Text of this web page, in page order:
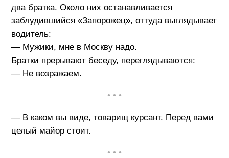
два братка. Около них останавливается
заблудившийся «Запорожец», оттуда выглядывает
водитель:
— Мужики, мне в Москву надо.
Братки прерывают беседу, переглядываются:
— Не возражаем.
• • •
— В каком вы виде, товарищ курсант. Перед вами
целый майор стоит.
• • •